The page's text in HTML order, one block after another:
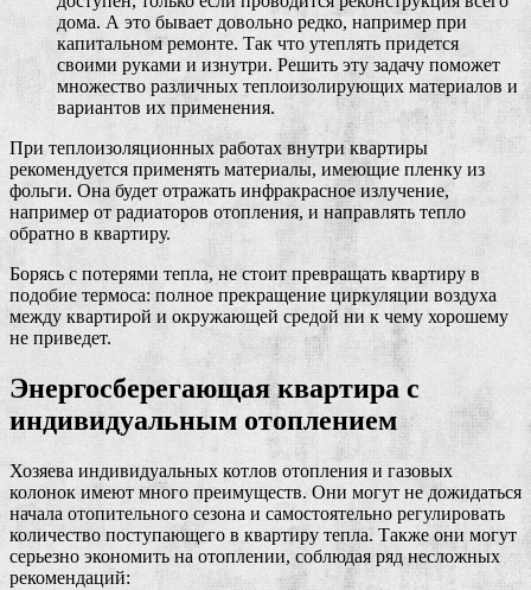
дома. А это бывает довольно редко, например при
капитальном ремонте. Так что утеплять придется
своими руками и изнутри. Решить эту задачу поможет
множество различных теплоизолирующих материалов и
вариантов их применения.
При теплоизоляционных работах внутри квартиры
рекомендуется применять материалы, имеющие пленку из
фольги. Она будет отражать инфракрасное излучение,
например от радиаторов отопления, и направлять тепло
обратно в квартиру.
Борясь с потерями тепла, не стоит превращать квартиру в
подобие термоса: полное прекращение циркуляции воздуха
между квартирой и окружающей средой ни к чему хорошему
не приведет.
Энергосберегающая квартира с
индивидуальным отоплением
Хозяева индивидуальных котлов отопления и газовых
колонок имеют много преимуществ. Они могут не дожидаться
начала отопительного сезона и самостоятельно регулировать
количество поступающего в квартиру тепла. Также они могут
серьезно экономить на отоплении, соблюдая ряд несложных
рекомендаций: